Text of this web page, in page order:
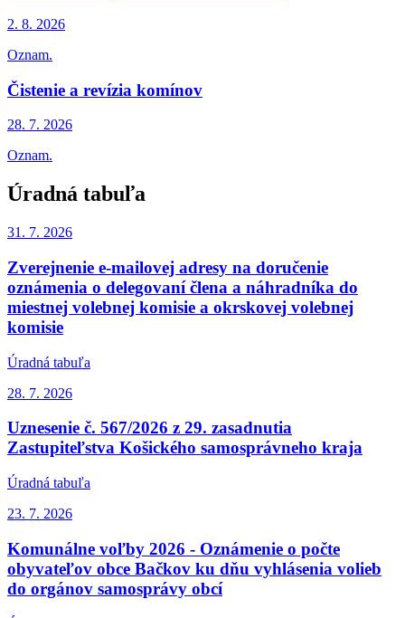
2. 8. 2026
Oznam.
Čistenie a revízia komínov
28. 7. 2026
Oznam.
Úradná tabuľa
31. 7. 2026
Zverejnenie e-mailovej adresy na doručenie
oznámenia o delegovaní člena a náhradníka do
miestnej volebnej komisie a okrskovej volebnej
komisie
Úradná tabuľa
28. 7. 2026
Uznesenie č. 567/2026 z 29. zasadnutia
Zastupiteľstva Košického samosprávneho kraja
Úradná tabuľa
23. 7. 2026
Komunálne voľby 2026 - Oznámenie o počte
obyvateľov obce Bačkov ku dňu vyhlásenia volieb
do orgánov samosprávy obcí